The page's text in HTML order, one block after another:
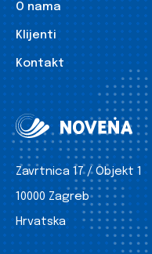
O nama
Klijenti
Kontakt
Zavrtnica 17 / Objekt 1
10000 Zagreb
Hrvatska